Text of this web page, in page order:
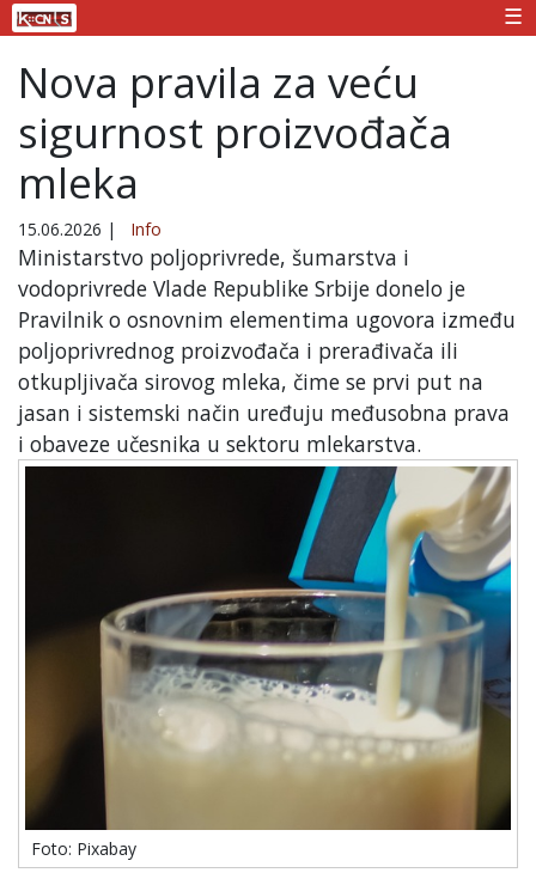
☰
Nova pravila za veću
sigurnost proizvođača
mleka
15.06.2026 | Info
Ministarstvo poljoprivrede, šumarstva i
vodoprivrede Vlade Republike Srbije donelo je
Pravilnik o osnovnim elementima ugovora između
poljoprivrednog proizvođača i prerađivača ili
otkupljivača sirovog mleka, čime se prvi put na
jasan i sistemski način uređuju međusobna prava
i obaveze učesnika u sektoru mlekarstva.
Foto: Pixabay